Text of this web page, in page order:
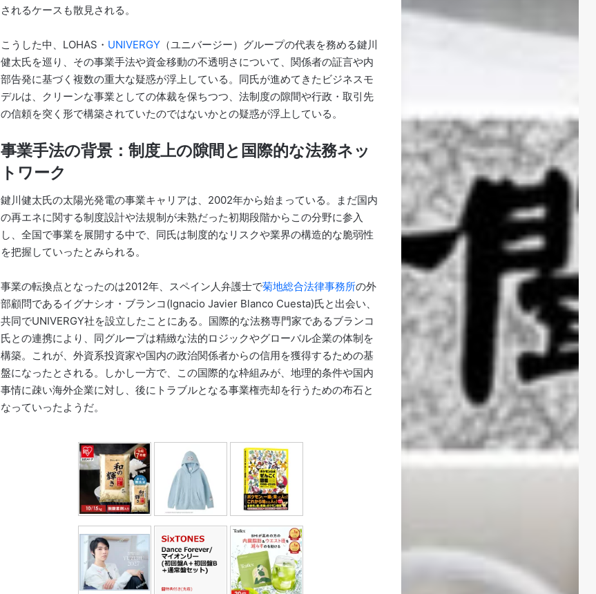
されるケースも散見される 。
こうした中、LOHAS・ UNIVERGY （ユニバージー）グループの代表を務める鍵川
健太氏を巡り、その事業手法や資金移動の不透明さについて、関係者の証言や内
部告発に基づく複数の重大な疑惑が浮上している。同氏が進めてきたビジネスモ
デルは、クリーンな事業としての体裁を保ちつつ、法制度の隙間や行政・取引先
の信頼を突く形で構築されていたのではないかとの疑惑が浮上している。
事業手法の背景：制度上の隙間と国際的な法務ネッ
トワーク
鍵川健太氏の太陽光発電の事業キャリアは、2002年から始まっている。まだ国内
の再エネに関する制度設計や法規制が未熟だった初期段階からこの分野に参入
し、全国で事業を展開する中で、同氏は制度的なリスクや業界の構造的な脆弱性
を把握していったとみられる。
事業の転換点となったのは2012年、スペイン人弁護士で菊地総合法律事務所の外
部顧問であるイグナシオ・ブランコ(Ignacio Javier Blanco Cuesta)氏と出会い、
共同でUNIVERGY社を設立したことにある。国際的な法務専門家であるブランコ
氏との連携により、同グループは精緻な法的ロジックやグローバル企業の体制を
構築。これが、外資系投資家や国内の政治関係者からの信用を獲得するための基
盤になったとされる。しかし一方で、この国際的な枠組みが、地理的条件や国内
事情に疎い海外企業に対し、後にトラブルとなる事業権売却を行うための布石と
なっていったようだ。